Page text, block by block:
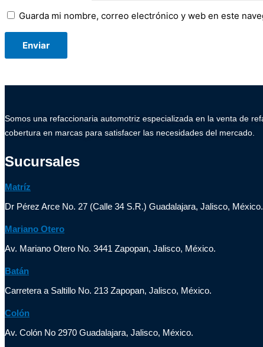
Guarda mi nombre, correo electrónico y web en este
Somos una refaccionaria automotriz especializada en la venta de
cobertura en marcas para satisfacer las necesidades del mercado.
Sucursales
Matríz
Dr Pérez Arce No. 27 (Calle 34 S.R.) Guadalajara, Jalisco, México.
Mariano Otero
Av. Mariano Otero No. 3441 Zapopan, Jalisco, México.
Batán
Carretera a Saltillo No. 213 Zapopan, Jalisco, México.
Colón
Av. Colón No 2970 Guadalajara, Jalisco, México.